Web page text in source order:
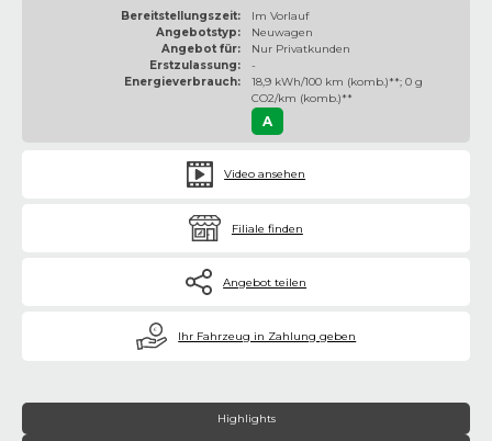
Bereitstellungszeit:
Im Vorlauf
Angebotstyp:
Neuwagen
Angebot für:
Nur Privatkunden
Erstzulassung:
-
Energieverbrauch:
18,9 kWh/100 km (komb.)**; 0 g
CO2/km (komb.)**
A
Video ansehen
Filiale finden
Angebot teilen
€ Ihr Fahrzeug in Zahlung geben
Highlights